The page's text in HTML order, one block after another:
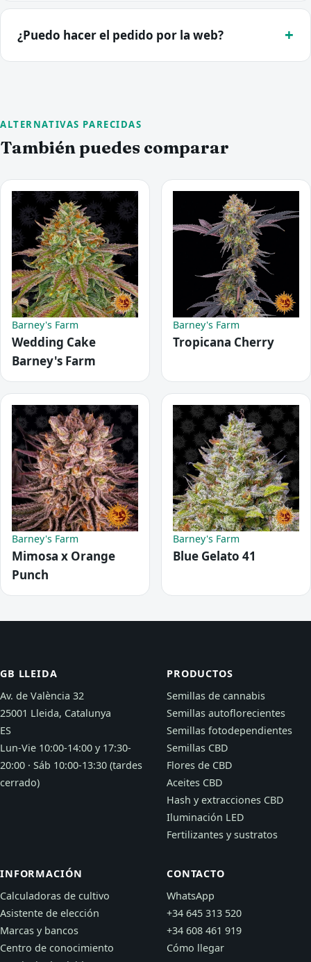
¿Puedo hacer el pedido por la web?
ALTERNATIVAS PARECIDAS
También puedes comparar
Barney's Farm
Wedding Cake
Barney's Farm
Barney's Farm
Tropicana Cherry
Barney's Farm
Mimosa x Orange
Punch
Barney's Farm
Blue Gelato 41
GB LLEIDA
Av. de València 32
25001 Lleida, Catalunya
ES
Lun-Vie 10:00-14:00 y 17:30-
20:00 · Sáb 10:00-13:30 (tardes
cerrado)
PRODUCTOS
Semillas de cannabis
Semillas autoflorecientes
Semillas fotodependientes
Semillas CBD
Flores de CBD
Aceites CBD
Hash y extracciones CBD
Iluminación LED
Fertilizantes y sustratos
INFORMACIÓN
Calculadoras de cultivo
Asistente de elección
Marcas y bancos
Centro de conocimiento
CONTACTO
WhatsApp
+34 645 313 520
+34 608 461 919
Cómo llegar